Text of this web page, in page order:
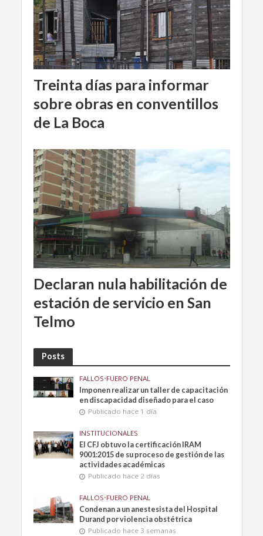
Treinta días para informar
sobre obras en conventillos
de La Boca
Declaran nula habilitación de
estación de servicio en San
Telmo
Posts
FALLOS•FUERO PENAL
Imponen realizar un taller de capacitación
en discapacidad diseñado para el caso
Publicado hace 1 día
INSTITUCIONALES
El CFJ obtuvo la certificación IRAM
9001:2015 de su proceso de gestión de las
actividades académicas
Publicado hace 2 días
FALLOS•FUERO PENAL
Condenan a un anestesista del Hospital
Durand por violencia obstétrica
Publicado hace 3 semanas